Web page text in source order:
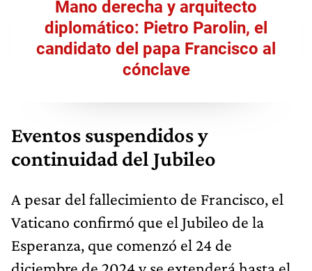
Mano derecha y arquitecto
diplomático: Pietro Parolin, el
candidato del papa Francisco al
cónclave
Eventos suspendidos y
continuidad del Jubileo
A pesar del fallecimiento de Francisco, el
Vaticano confirmó que el Jubileo de la
Esperanza, que comenzó el 24 de